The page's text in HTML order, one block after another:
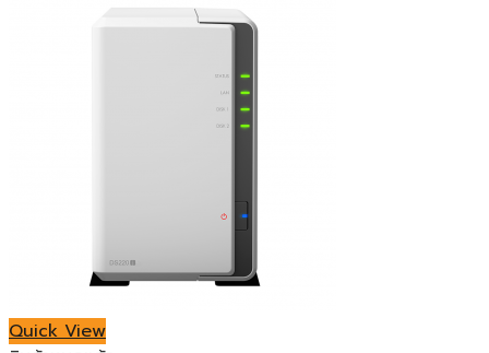
Quick View